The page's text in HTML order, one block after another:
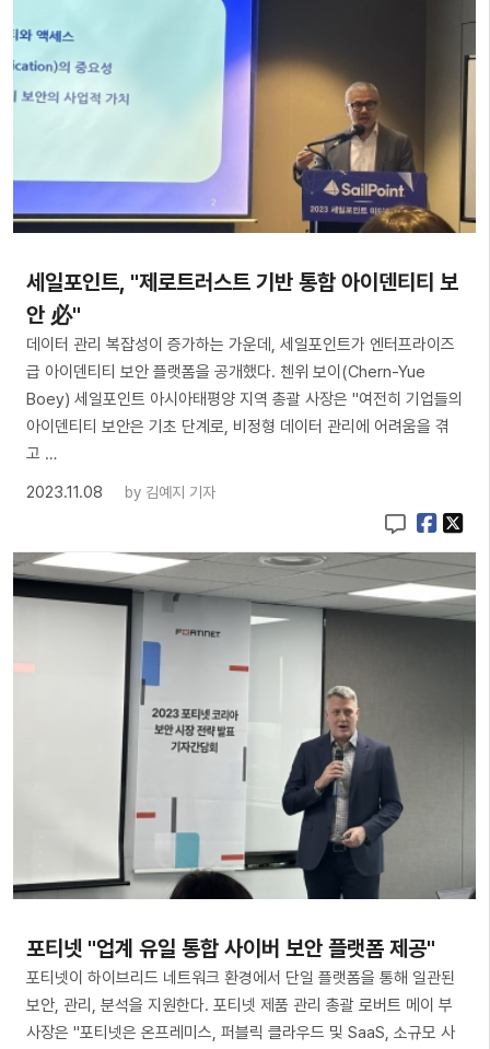
세일포인트, "제로트러스트 기반 통합 아이덴티티 보
안 必"
데이터 관리 복잡성이 증가하는 가운데, 세일포인트가 엔터프라이즈
급 아이덴티티 보안 플랫폼을 공개했다. 첸위 보이(Chern-Yue
Boey) 세일포인트 아시아태평양 지역 총괄 사장은 "여전히 기업들의
아이덴티티 보안은 기초 단계로, 비정형 데이터 관리에 어려움을 겪
고 …
2023.11.08
by 김예지 기자
포티넷 "업계 유일 통합 사이버 보안 플랫폼 제공"
포티넷이 하이브리드 네트워크 환경에서 단일 플랫폼을 통해 일관된
보안, 관리, 분석을 지원한다. 포티넷 제품 관리 총괄 로버트 메이 부
사장은 "포티넷은 온프레미스, 퍼블릭 클라우드 및 SaaS, 소규모 사